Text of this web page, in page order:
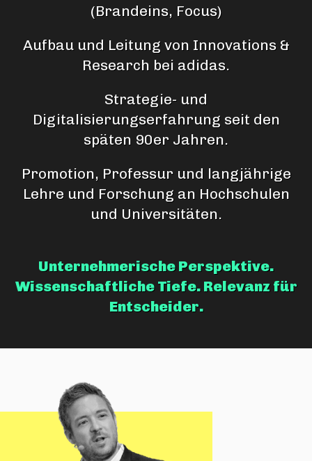
(Brandeins, Focus)
Aufbau und Leitung von Innovations &
Research bei adidas.
Strategie- und
Digitalisierungserfahrung seit den
späten 90er Jahren.
Promotion, Professur und langjährige
Lehre und Forschung an Hochschulen
und Universitäten.
Unternehmerische Perspektive.
Wissenschaftliche Tiefe. Relevanz für
Entscheider.